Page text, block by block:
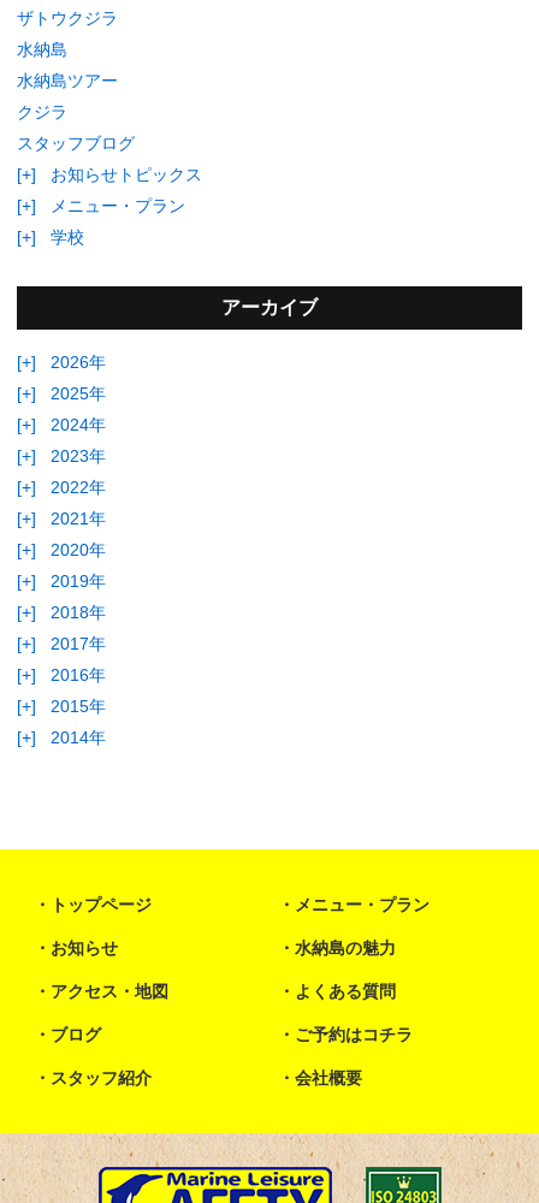
ザトウクジラ
水納島
水納島ツアー
クジラ
スタッフブログ
[+]
お知らせトピックス
[+]
メニュー・プラン
[+]
学校
アーカイブ
[+]
2026年
[+]
2025年
[+]
2024年
[+]
2023年
[+]
2022年
[+]
2021年
[+]
2020年
[+]
2019年
[+]
2018年
[+]
2017年
[+]
2016年
[+]
2015年
[+]
2014年
トップページ メニュー・プラン
お知らせ 水納島の魅力
アクセス・地図 よくある質問
ブログ ご予約はコチラ
スタッフ紹介 会社概要